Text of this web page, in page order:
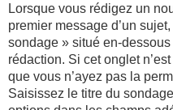
Lorsque vous rédigez un
premier message d’un
sondage » situé en-
rédaction. Si cet onglet
que vous n’ayez pas la
Saisissez le titre du